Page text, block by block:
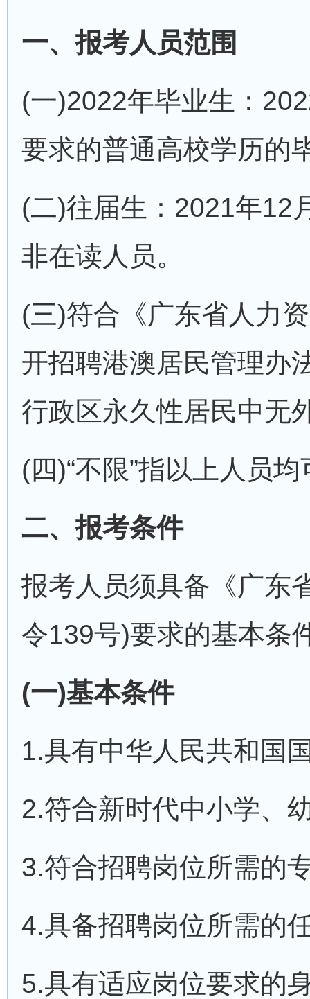
一、报考人员范围
(一)2022年毕业生：
要求的普通高校学历的
(二)往届生：2021年12
非在读人员。
(三)符合《广东省人力
开招聘港澳居民管理办
行政区永久性居民中无
(四)“不限”指以上人员均
二、报考条件
报考人员须具备《广东
令139号)要求的基本条
(一)基本条件
1.具有中华人民共和国
2.符合新时代中小学、
3.符合招聘岗位所需的
4.具备招聘岗位所需的
5.具有适应岗位要求的